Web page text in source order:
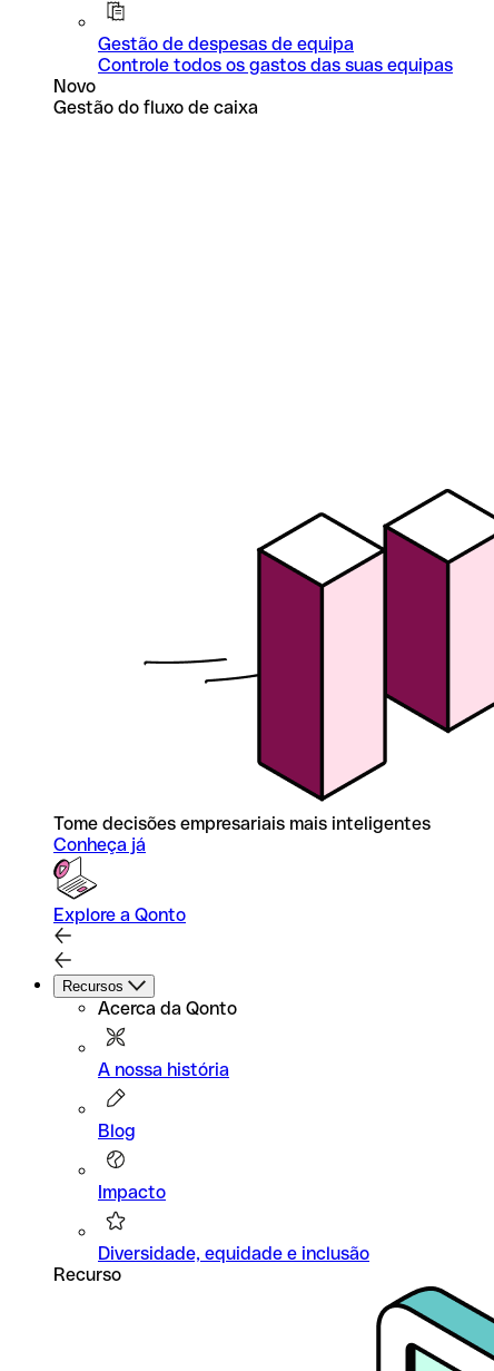
Gestão de despesas de equipa
Controle todos os gastos das suas equipas
Novo
Gestão do fluxo de caixa
Tome decisões empresariais mais inteligentes
Conheça já
Explore a Qonto
Recursos
Acerca da Qonto
A nossa história
Blog
Impacto
Diversidade, equidade e inclusão
Recurso